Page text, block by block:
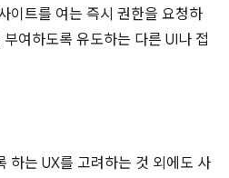
이트를 여는 즉시 권한을 요청하
여하도록 유도하는 다른 UI나 접
하는 UX를 고려하는 것 외에도 사